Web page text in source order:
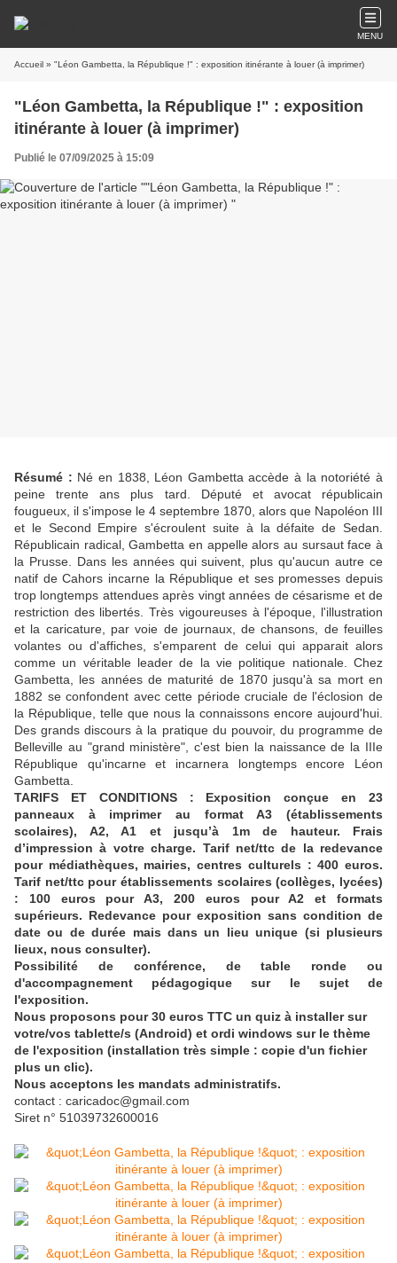
MENU
Accueil » "Léon Gambetta, la République !" : exposition itinérante à louer (à imprimer)
"Léon Gambetta, la République !" : exposition
itinérante à louer (à imprimer)
Publié le 07/09/2025 à 15:09
Résumé : Né en 1838, Léon Gambetta accède à la notoriété à
peine trente ans plus tard. Député et avocat républicain
fougueux, il s'impose le 4 septembre 1870, alors que Napoléon III
et le Second Empire s'écroulent suite à la défaite de Sedan.
Républicain radical, Gambetta en appelle alors au sursaut face à
la Prusse. Dans les années qui suivent, plus qu'aucun autre ce
natif de Cahors incarne la République et ses promesses depuis
trop longtemps attendues après vingt années de césarisme et de
restriction des libertés. Très vigoureuses à l'époque, l'illustration
et la caricature, par voie de journaux, de chansons, de feuilles
volantes ou d'affiches, s'emparent de celui qui apparait alors
comme un véritable leader de la vie politique nationale. Chez
Gambetta, les années de maturité de 1870 jusqu'à sa mort en
1882 se confondent avec cette période cruciale de l'éclosion de
la République, telle que nous la connaissons encore aujourd'hui.
Des grands discours à la pratique du pouvoir, du programme de
Belleville au "grand ministère", c'est bien la naissance de la IIIe
République qu'incarne et incarnera longtemps encore Léon
Gambetta.
TARIFS ET CONDITIONS : Exposition conçue en 23
panneaux à imprimer au format A3 (établissements
scolaires), A2, A1 et jusqu’à 1m de hauteur. Frais
d’impression à votre charge. Tarif net/ttc de la redevance
pour médiathèques, mairies, centres culturels : 400 euros.
Tarif net/ttc pour établissements scolaires (collèges, lycées)
: 100 euros pour A3, 200 euros pour A2 et formats
supérieurs. Redevance pour exposition sans condition de
date ou de durée mais dans un lieu unique (si plusieurs
lieux, nous consulter).
Possibilité de conférence, de table ronde ou
d'accompagnement pédagogique sur le sujet de
l'exposition.
Nous proposons pour 30 euros TTC un quiz à installer sur
votre/vos tablette/s (Android) et ordi windows sur le thème
de l'exposition (installation très simple : copie d'un fichier
plus un clic).
Nous acceptons les mandats administratifs.
contact : caricadoc@gmail.com
Siret n° 51039732600016